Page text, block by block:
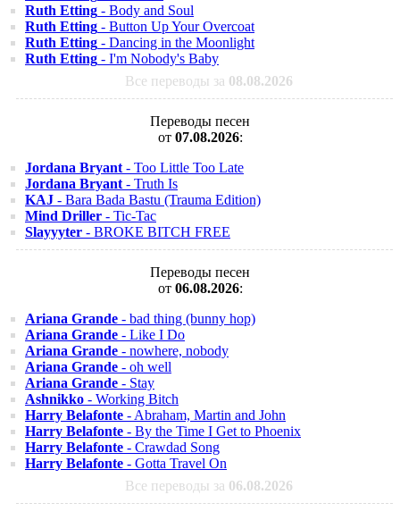
Ruth Etting - Body and Soul
Ruth Etting - Button Up Your Overcoat
Ruth Etting - Dancing in the Moonlight
Ruth Etting - I'm Nobody's Baby
Все переводы за 08.08.2026
Переводы песен
от 07.08.2026:
Jordana Bryant - Too Little Too Late
Jordana Bryant - Truth Is
KAJ - Bara Bada Bastu (Trauma Edition)
Mind Driller - Tic-Tac
Slayyyter - BROKE BITCH FREE
Переводы песен
от 06.08.2026:
Ariana Grande - bad thing (bunny hop)
Ariana Grande - Like I Do
Ariana Grande - nowhere, nobody
Ariana Grande - oh well
Ariana Grande - Stay
Ashnikko - Working Bitch
Harry Belafonte - Abraham, Martin and John
Harry Belafonte - By the Time I Get to Phoenix
Harry Belafonte - Crawdad Song
Harry Belafonte - Gotta Travel On
Все переводы за 06.08.2026